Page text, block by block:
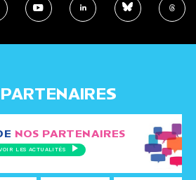
NOS PARTENAIRES
LES ACTUALITÉS